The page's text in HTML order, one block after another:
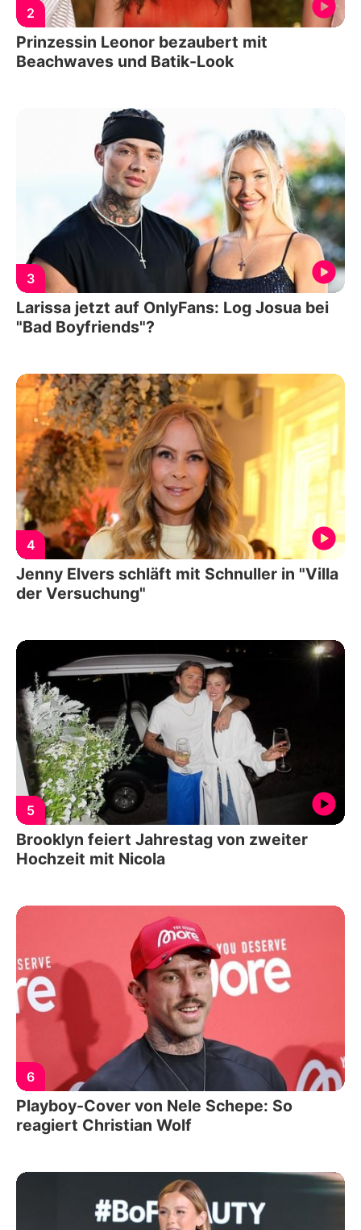
2
Prinzessin Leonor bezaubert mit
Beachwaves und Batik-Look
3
Larissa jetzt auf OnlyFans: Log Josua bei
"Bad Boyfriends"?
4
Jenny Elvers schläft mit Schnuller in "Villa
der Versuchung"
5
Brooklyn feiert Jahrestag von zweiter
Hochzeit mit Nicola
6
Playboy-Cover von Nele Schepe: So
reagiert Christian Wolf